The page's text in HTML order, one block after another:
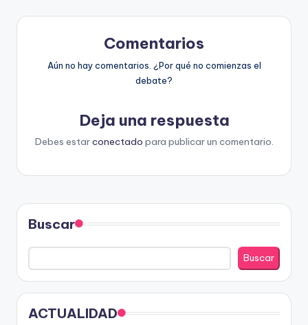
Comentarios
Aún no hay comentarios. ¿Por qué no comienzas el
debate?
Deja una respuesta
Debes estarconectado para publicar un comentario.
Buscar
Buscar
ACTUALIDAD